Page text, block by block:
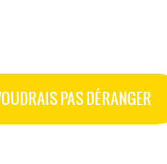
PAS DÉRANGER